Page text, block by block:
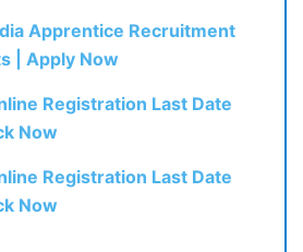
Apprentice Recruitment
| Apply Now
Registration Last Date
Now
Registration Last Date
Now